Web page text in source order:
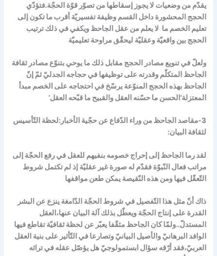
يقدّم من وضعيات لا يجوز إسقاطها من تصوّر قوّة الحجّة.فتؤدّي
الحجج المحشورة داخل القسم وظيفة تفسيريّة أقرب ما تكون إلى
تعليم الخصم ما لا يعلم من عقل الجاحظ ويكفي في ذلك ترتيب
الحجج بين واقعيّة وعقليّة ليحقّق مراوحة تعليميّة
ولعلّ في تنويع مصادر الحجج مقابل ذلك ما يوحي بتنوّع مصادر ثقافة
الجاحظ المتكلّم وقدرته على توظيفها في حجاجه الجدليّ ثمّ إنّ
الجاحظ بهذه الحجج المنوّعة يرسّخ في احتجاجه على الخصم مبدأ
المعتزلة’الحسن ما حسّنه العقل والقبيح ما قبّحه العقل’
3-مقاصد الجاحظ من وراء الدّفاع عن حجّية الأخبار:لحظة التّأسيس
لثقافة البيان:
لقد رما الجاحظ إلى إحراج خصومه بنفيهم للعقل في رفع الحجّة إلى
مراتب فعال النّبوّة فقدّم له صورة غير عقليّة إذ لم تكتمل شروط
التّعقّل فيها ومن هذه النّقيصة يمكن طعن مواقفها
ذاك أنّ مثل هذا التّفصيل في شروط الحجّة الدّامغة ينزع عن البشر
القدرة على إنتاج الحجّة ويعطّل بذلك آلة البيان عنها،العقل
المستدلّ..ولمّا كان الجاحظ مثقّفا يعبّر عن لحظة ثقافيّة تقاطع فيها
الوافد البرهانيّ والأصيل البيانيّ وتصارعا في التّأثير على بنية العقل
العربيّ،فقد أرّقه سؤال ابستمولوجيّ هل يؤصّل عقله في تراثه